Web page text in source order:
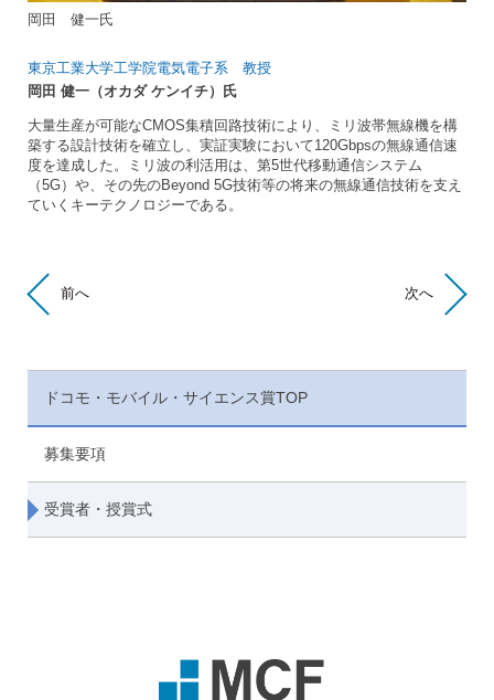
岡田 健一氏
東京工業大学工学院電気電子系 教授
岡田 健一（オカダ ケンイチ）氏
大量生産が可能なCMOS集積回路技術により、ミリ波帯無線機を構
築する設計技術を確立し、実証実験において120Gbpsの無線通信速
度を達成した。ミリ波の利活用は、第5世代移動通信システム
（5G）や、その先のBeyond 5G技術等の将来の無線通信技術を支え
ていくキーテクノロジーである。
前へ 次へ
ドコモ・モバイル・サイエンス賞TOP
募集要項
受賞者・授賞式